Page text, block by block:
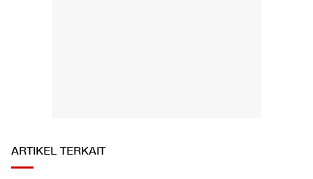
ARTIKEL TERKAIT